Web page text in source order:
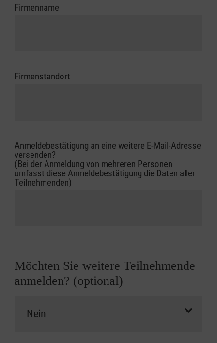
Firmenname
Firmenstandort
Anmeldebestätigung an eine weitere E-Mail-Adresse
versenden?
(Bei der Anmeldung von mehreren Personen
umfasst diese Anmeldebestätigung die Daten aller
Teilnehmenden)
Möchten Sie weitere Teilnehmende
anmelden? (optional)